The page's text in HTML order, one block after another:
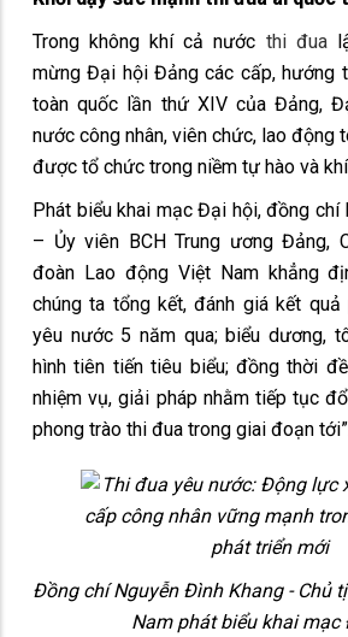
Trong không khí cả nước thi đua
mừng Đại hội Đảng các cấp, hướng
toàn quốc lần thứ XIV của Đảng,
nước công nhân, viên chức, lao động
được tổ chức trong niềm tự hào và
Phát biểu khai mạc Đại hội, đồng chí
– Ủy viên BCH Trung ương Đảng,
đoàn Lao động Việt Nam khẳng
chúng ta tổng kết, đánh giá kết
yêu nước 5 năm qua; biểu dương,
hình tiên tiến tiêu biểu; đồng thời
nhiệm vụ, giải pháp nhằm tiếp tục
phong trào thi đua trong giai đoạn
Đồng chí Nguyễn Đình Khang - Chủ
Nam phát biểu khai mạc